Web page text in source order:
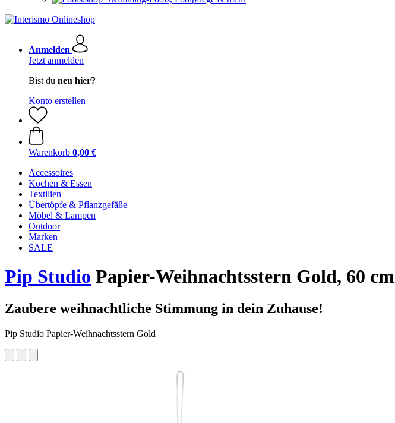
Anmelden
Jetzt anmelden
Bist du neu hier?
Konto erstellen
Warenkorb 0,00 €
Accessoires
Kochen & Essen
Textilien
Übertöpfe & Pflanzgefäße
Möbel & Lampen
Outdoor
Marken
SALE
Pip Studio Papier-Weihnachtsstern Gold, 60 cm
Zaubere weihnachtliche Stimmung in dein Zuhause!
Pip Studio Papier-Weihnachtsstern Gold